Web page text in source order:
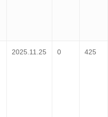
2025.11.25 0 425